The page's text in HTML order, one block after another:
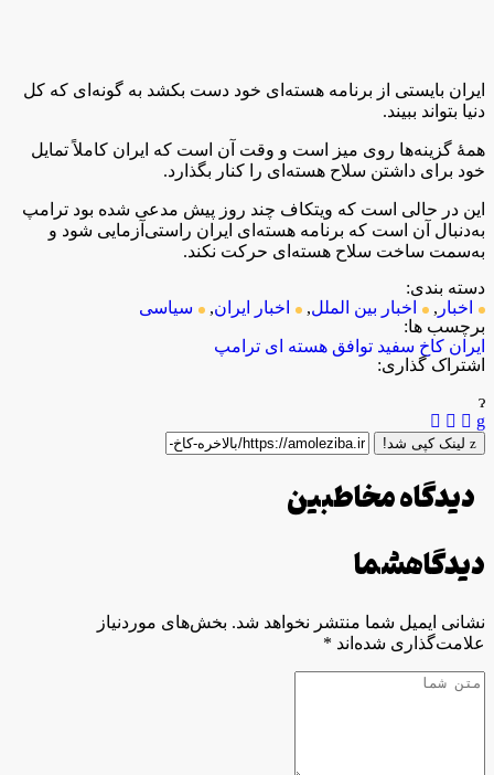
ایران بایستی از برنامه هسته‌ای خود دست بکشد به گونه‌ای که کل
دنیا بتواند ببیند.
همۀ گزینه‌ها روی میز است و وقت آن است که ایران کاملاً تمایل
خود برای داشتن سلاح هسته‌ای را کنار بگذارد.
این در حالی است که ویتکاف چند روز پیش مدعی شده بود ترامپ
به‌دنبال آن است که برنامه هسته‌ای ایران راستی‌آزمایی شود و
به‌سمت ساخت سلاح هسته‌ای حرکت نکند.
دسته بندی:
اخبار , اخبار بین الملل, اخبار ایران,
سیاسی
برچسب ها:
ایران کاخ سفید توافق هسته ای ترامپ
اشتراک گذاری:
لینک کپی شد!
دیدگاه مخاطبین
دیدگاهشما
نشانی ایمیل شما منتشر نخواهد شد. بخش‌های موردنیاز
علامت‌گذاری شده‌اند *